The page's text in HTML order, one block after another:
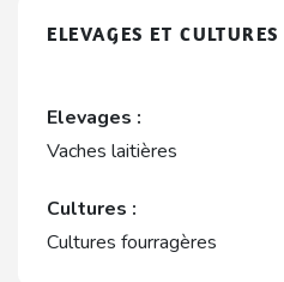
ELEVAGES ET CULTURES
Elevages :
Vaches laitières
Cultures :
Cultures fourragères